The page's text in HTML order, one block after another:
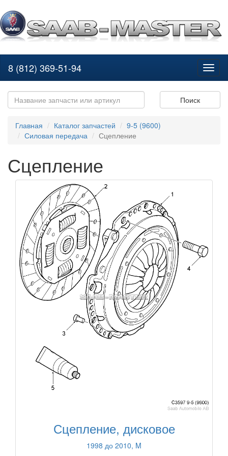
8 (812) 369-51-94
Поиск
Главная Каталог запчастей
9-5 (9600)
Силовая передача
Сцепление
Сцепление
Сцепление, дисковое
1998 до 2010, M